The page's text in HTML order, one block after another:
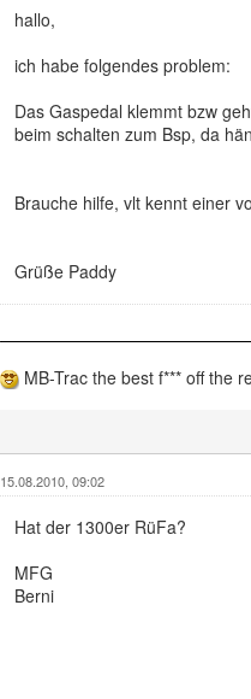
hallo,
ich habe folgendes problem:
Das Gaspedal klemmt bzw
beim schalten zum Bsp, da
Brauche hilfe, vlt kennt einer
Grüße Paddy
MB-Trac the best f*** off the
15.08.2010, 09:02
Hat der 1300er RüFa?
MFG
Berni